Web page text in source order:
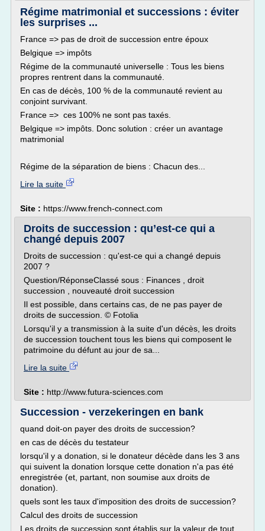
Régime matrimonial et successions : éviter
les surprises ...
France => pas de droit de succession entre époux
Belgique => impôts
Régime de la communauté universelle : Tous les biens
propres rentrent dans la communauté.
En cas de décès, 100 % de la communauté revient au
conjoint survivant.
France => ces 100% ne sont pas taxés.
Belgique => impôts. Donc solution : créer un avantage
matrimonial
Régime de la séparation de biens : Chacun des...
Lire la suite
Site : https://www.french-connect.com
Droits de succession : qu’est-ce qui a
changé depuis 2007
Droits de succession : qu'est-ce qui a changé depuis
2007 ?
Question/RéponseClassé sous : Finances , droit
succession , nouveauté droit succession
Il est possible, dans certains cas, de ne pas payer de
droits de succession. © Fotolia
Lorsqu'il y a transmission à la suite d'un décès, les droits
de succession touchent tous les biens qui composent le
patrimoine du défunt au jour de sa...
Lire la suite
Site : http://www.futura-sciences.com
Succession - verzekeringen en bank
quand doit-on payer des droits de succession?
en cas de décès du testateur
lorsqu'il y a donation, si le donateur décède dans les 3 ans
qui suivent la donation lorsque cette donation n'a pas été
enregistrée (et, partant, non soumise aux droits de
donation).
quels sont les taux d'imposition des droits de succession?
Calcul des droits de succession
Les droits de succession sont établis sur la valeur de tout